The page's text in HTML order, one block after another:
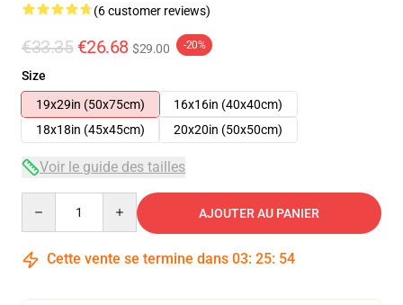
(6 customer reviews)
€33.35 €26.68 $29.00 -20%
Size
19x29in (50x75cm)
16x16in (40x40cm)
18x18in (45x45cm)
20x20in (50x50cm)
Voir le guide des tailles
AJOUTER AU PANIER
Cette vente se termine dans 03: 25: 54